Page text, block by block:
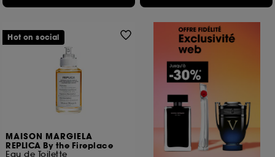
MAISON MARGIELA
REPLICA By the Fireplace
Eau de Toilette
Hot on social